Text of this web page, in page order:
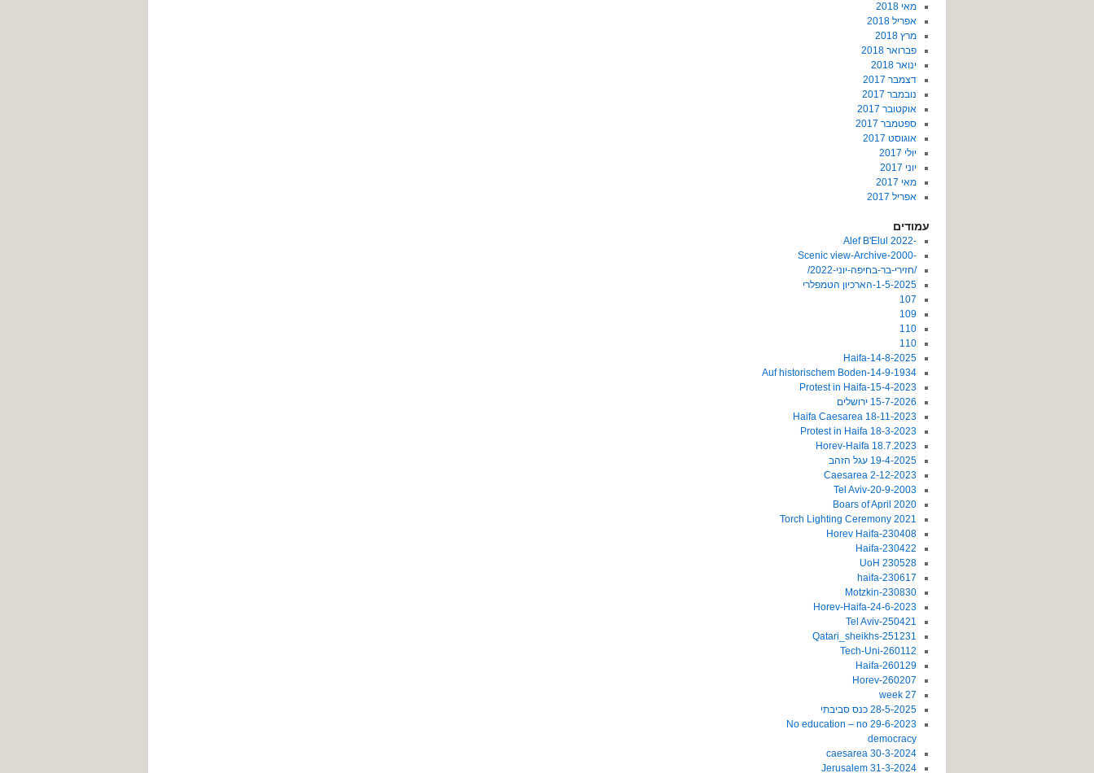
מאי 2018
אפריל 2018
מרץ 2018
פברואר 2018
ינואר 2018
דצמבר 2017
נובמבר 2017
אוקטובר 2017
ספטמבר 2017
אוגוסט 2017
יולי 2017
יוני 2017
מאי 2017
אפריל 2017
עמודים
-2022 Alef B'Elul
-Scenic view-Archive-2000
/חזירי-בר-בחיפה-יוני-2022/
1-5-2025-הארכיון הטמפלרי
107
109
110
110
14-8-2025-Haifa
14-9-1934-Auf historischem Boden
15-4-2023-Protest in Haifa
15-7-2026 ירושלים
18-11-2023 Haifa Caesarea
18-3-2023 Protest in Haifa
18.7.2023 Horev-Haifa
19-4-2025 עגל הזהב
2-12-2023 Caesarea
20-9-2003-Tel Aviv
2020 Boars of April
2021 Torch Lighting Ceremony
230408-Horev Haifa
230422-Haifa
230528 UoH
230617-haifa
230830-Motzkin
24-6-2023-Horev-Haifa
250421-Tel Aviv
251231-Qatari_sheikhs
260112-Tech-Uni
260129-Haifa
260207-Horev
27 week
28-5-2025 כנס סביבתי
29-6-2023 No education – no
democracy
30-3-2024 caesarea
31-3-2024 Jerusalem